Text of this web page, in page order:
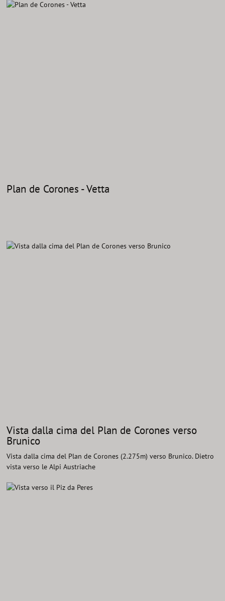
Plan de Corones - Vetta
Vista dalla cima del Plan de Corones verso
Brunico
Vista dalla cima del Plan de Corones (2.275m) verso Brunico. Dietro
vista verso le Alpi Austriache